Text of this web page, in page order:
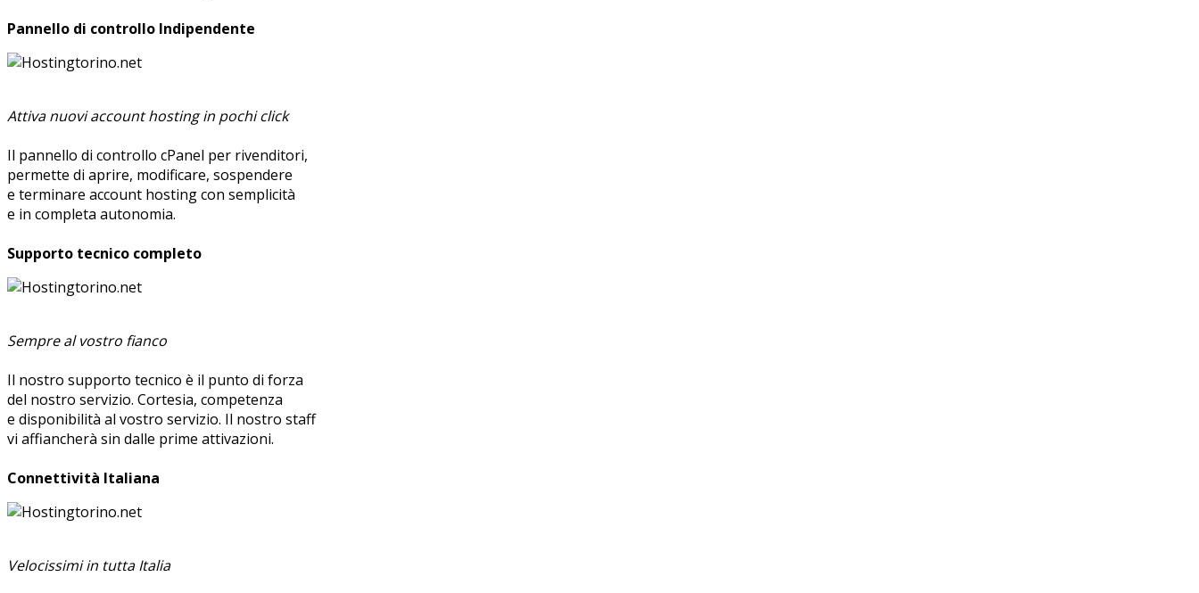
Pannello di controllo Indipendente
Attiva nuovi account hosting in pochi click
Il pannello di controllo cPanel per rivenditori,
permette di aprire, modificare, sospendere
e terminare account hosting con semplicità
e in completa autonomia.
Supporto tecnico completo
Sempre al vostro fianco
Il nostro supporto tecnico è il punto di forza
del nostro servizio. Cortesia, competenza
e disponibilità al vostro servizio. Il nostro staff
vi affiancherà sin dalle prime attivazioni.
Connettività Italiana
Velocissimi in tutta Italia